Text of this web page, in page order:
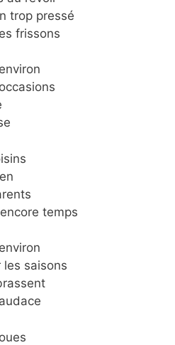
trop pressé
frissons
temps
saisons